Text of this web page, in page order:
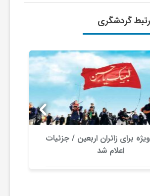
گردشگری
افتتاح پروژه‌های ارتباطی ایرانسل در